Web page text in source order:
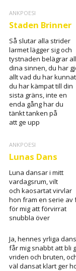
ANKPOESI
Staden Brinner
Så slutar alla strider
larmet lägger sig och
tystnaden belägrar
dina sinnen, du har
allt vad du har kunnat
du har kämpat till din
sista gräns, inte en
enda gång har du
tänkt tanken på
att ge upp
ANKPOESI
Lunas Dans
Luna dansar i mitt
vardagsrum, vilt
och kaosartat virvlar
hon fram en serie av
för mig att förvirrat
snubbla över
Ja, hennes yrliga
får mig snabbt att bli
vriden och bruten,
väl dansat klart ger